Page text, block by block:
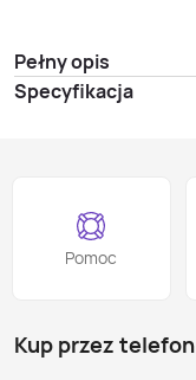
Pełny opis
Specyfikacja
Pomoc
Kup przez telefon